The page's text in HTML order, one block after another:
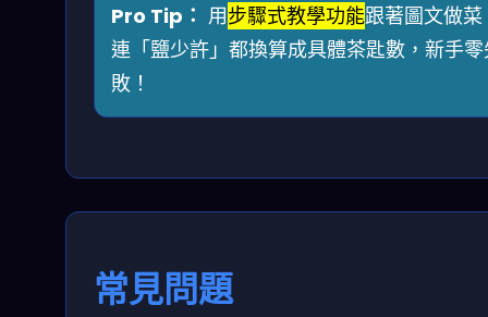
Pro Tip： 用步驟式教學功能跟著圖文做菜
連「鹽少許」都換算成具體茶匙數，新手
敗！
常見問題